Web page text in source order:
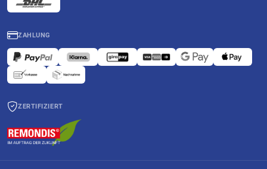
ZAHLUNG
ZERTIFIZIERT